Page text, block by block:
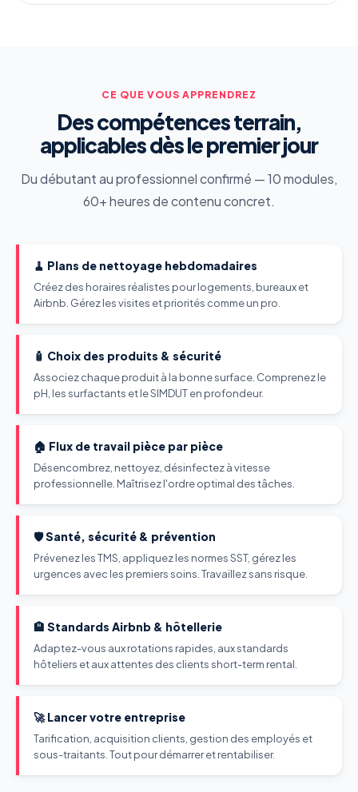
CE QUE VOUS APPRENDREZ
Des compétences terrain,
applicables dès le premier jour
Du débutant au professionnel confirmé — 10 modules,
60+ heures de contenu concret.
🧹 Plans de nettoyage hebdomadaires
Créez des horaires réalistes pour logements, bureaux et
Airbnb. Gérez les visites et priorités comme un pro.
🧴 Choix des produits & sécurité
Associez chaque produit à la bonne surface. Comprenez le
pH, les surfactants et le SIMDUT en profondeur.
🏠 Flux de travail pièce par pièce
Désencombrez, nettoyez, désinfectez à vitesse
professionnelle. Maîtrisez l'ordre optimal des tâches.
🛡️ Santé, sécurité & prévention
Prévenez les TMS, appliquez les normes SST, gérez les
urgences avec les premiers soins. Travaillez sans risque.
🏨 Standards Airbnb & hôtellerie
Adaptez-vous aux rotations rapides, aux standards
hôteliers et aux attentes des clients short-term rental.
🚀 Lancer votre entreprise
Tarification, acquisition clients, gestion des employés et
sous-traitants. Tout pour démarrer et rentabiliser.